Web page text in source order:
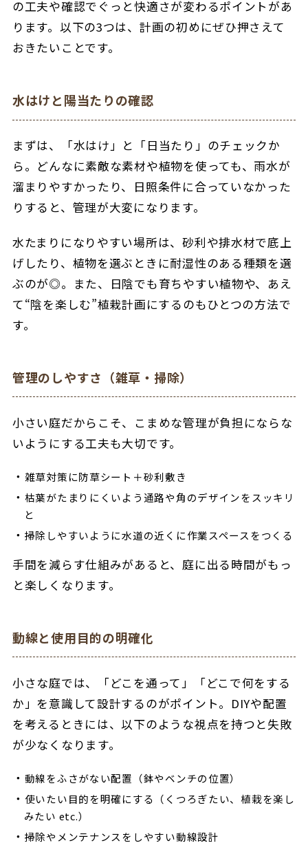
の工夫や確認でぐっと快適さが変わるポイントがあ
ります。 以下の3つは、計画の初めにぜひ押さえて
おきたいことです。
水はけと陽当たりの確認
まずは、「水はけ」と「日当たり」のチェックか
ら。 どんなに素敵な素材や植物を使っても、雨水が
溜まりやすかったり、日照条件に合っていなかった
りすると、管理が大変になります。
水たまりになりやすい場所は、砂利や排水材で底上
げしたり、植物を選ぶときに耐湿性のある種類を選
ぶのが◎。
また、日陰でも育ちやすい植物や、あえ
て“陰を楽しむ”植栽計画にするのもひとつの方法で
す。
管理のしやすさ（雑草・掃除）
小さい庭だからこそ、こまめな管理が負担にならな
いようにする工夫も大切です。
雑草対策に防草シート＋砂利敷き
枯葉がたまりにくいよう通路や角のデザインをスッキリ
と
掃除しやすいように水道の近くに作業スペースをつくる
手間を減らす仕組みがあると、庭に出る時間がもっ
と楽しくなります。
動線と使用目的の明確化
小さな庭では、「どこを通って」「どこで何をする
か」を意識して設計するのがポイント。 DIYや配置
を考えるときには、以下のような視点を持つと失敗
が少なくなります。
動線をふさがない配置（鉢やベンチの位置）
使いたい目的を明確にする（くつろぎたい、植栽を楽し
みたい etc.）
掃除やメンテナンスをしやすい動線設計